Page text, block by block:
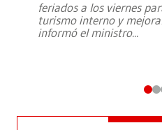
feriados a los viernes
turismo interno y
informó el ministro...